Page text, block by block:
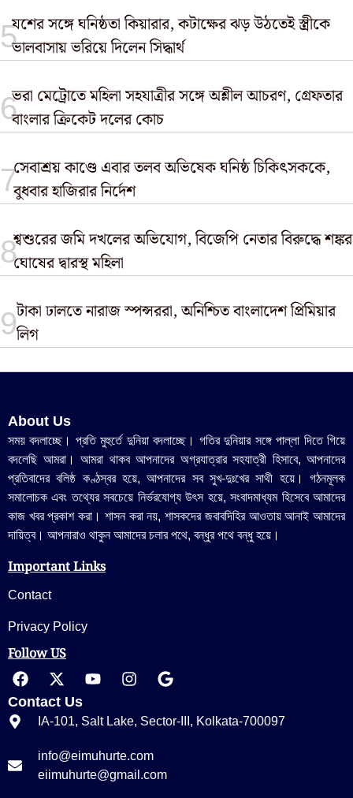
যশের সঙ্গে ঘনিষ্ঠতা কিয়ারার, কটাক্ষের ঝড় উঠতেই স্ত্রীকে
ভালবাসায় ভরিয়ে দিলেন সিদ্ধার্থ
ভরা মেট্রোতে মহিলা সহযাত্রীর সঙ্গে অশ্লীল আচরণ, গ্রেফতার
বাংলার ক্রিকেট দলের কোচ
সেবাশ্রয় কাণ্ডে এবার তলব অভিষেক ঘনিষ্ঠ চিকিৎসককে,
বুধবার হাজিরার নির্দেশ
শ্বশুরের জমি দখলের অভিযোগ, বিজেপি নেতার বিরুদ্ধে শঙ্কর
ঘোষের দ্বারস্থ মহিলা
টাকা ঢালতে নারাজ স্পন্সররা, অনিশ্চিত বাংলাদেশ প্রিমিয়ার
লিগ
About Us
সময় বদলাচ্ছে। প্রতি মুহুর্তে দুনিয়া বদলাচ্ছে। গতির দুনিয়ার সঙ্গে পাল্লা দিতে গিয়ে
বদলেছি আমরা। আমরা থাকব আপনাদের অগ্রযাত্রার সহযাত্রী হিসাবে, আপনাদের
প্রতিবাদের বলিষ্ঠ কণ্ঠস্বর হয়ে, আপনাদের সব সুখ-দুঃখের সাথী হয়ে। গঠনমূলক
সমালোচক এবং তথ্যের সবচেয়ে নির্ভরযোগ্য উ‍ৎস হয়ে, সংবাদমাধ্যম হিসেবে আমাদের
কাজ খবর প্রকাশ করা। শাসন করা নয়, শাসকদের জবাবদিহির আওতায় আনাই আমাদের
দায়িত্ব। আপনারাও থাকুন আমাদের চলার পথে, বন্ধুর পথে বন্ধু হয়ে।
Important Links
Contact
Privacy Policy
Follow US
Contact Us
IA-101, Salt Lake, Sector-III, Kolkata-700097
info@eimuhurte.com
eiimuhurte@gmail.com